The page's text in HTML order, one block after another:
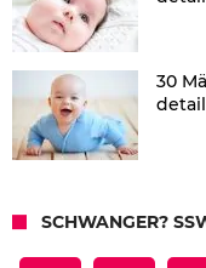
30
SCHWANGER?